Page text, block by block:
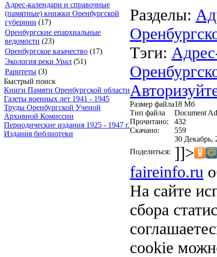
Адрес-календари и справочные
(памятные) книжки Оренбургской
губернии (17)
Оренбургские епархиальные
ведомости (23)
Оренбургское казачество (17)
Экология реки Урал (51)
Раритеты (3)
Быстрый поиск
Книги Памяти Оренбургской области
Газеты военных лет 1941 - 1945
Труды Оренбургской Ученой
Архивной Комиссии
Периодические издания 1925 - 1947 г.
Издания библиотеки
Разделы:
Тэги:
Размер файла18 Мб
Тип файла
Document
Прочитано:
432
Скачано:
559
30 Декабрь,
Поделиться: ]]>
faireinfo.ru
На сайте
сбора
cookie